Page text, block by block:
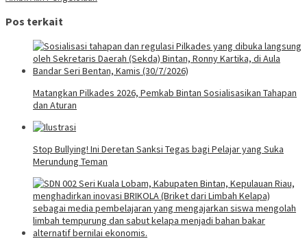
Pos terkait
Matangkan Pilkades 2026, Pemkab Bintan Sosialisasikan Tahapan
dan Aturan
Stop Bullying! Ini Deretan Sanksi Tegas bagi Pelajar yang Suka
Merundung Teman